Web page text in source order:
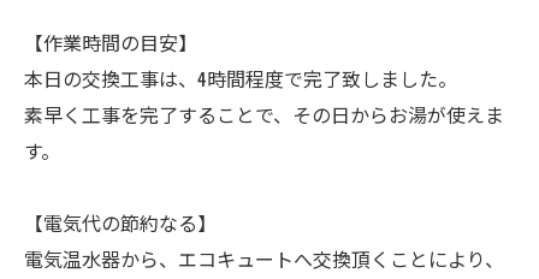
【作業時間の目安】
本日の交換工事は、4時間程度で完了致しました。
素早く工事を完了することで、その日からお湯が使えま
す。
【電気代の節約なる】
電気温水器から、エコキュートへ交換頂くことにより、